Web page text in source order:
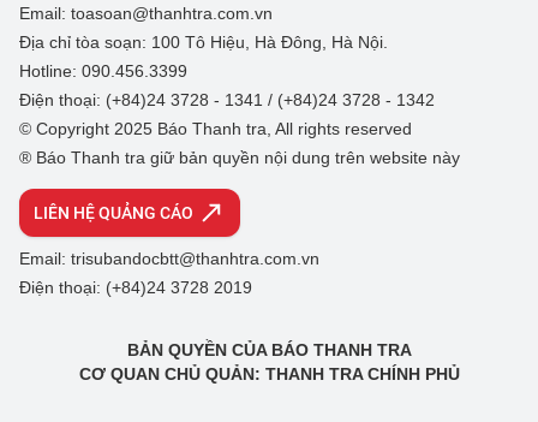
Email: toasoan@thanhtra.com.vn
Địa chỉ tòa soạn: 100 Tô Hiệu, Hà Đông, Hà Nội.
Hotline: 090.456.3399
Điện thoại: (+84)24 3728 - 1341 / (+84)24 3728 - 1342
© Copyright 2025 Báo Thanh tra, All rights reserved
® Báo Thanh tra giữ bản quyền nội dung trên website này
LIÊN HỆ QUẢNG CÁO
Email: trisubandocbtt@thanhtra.com.vn
Điện thoại: (+84)24 3728 2019
BẢN QUYỀN CỦA BÁO THANH TRA
CƠ QUAN CHỦ QUẢN: THANH TRA CHÍNH PHỦ